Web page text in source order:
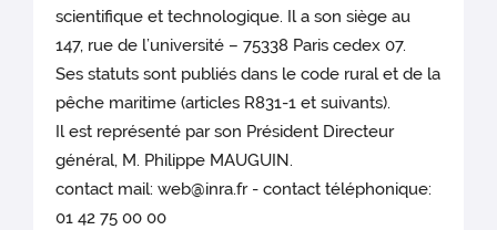
scientifique et technologique. Il a son siège au
147, rue de l’université – 75338 Paris cedex 07.
Ses statuts sont publiés dans le code rural et de la
pêche maritime (articles R831-1 et suivants).
Il est représenté par son Président Directeur
général, M. Philippe MAUGUIN.
contact mail: web@inra.fr - contact téléphonique:
01 42 75 00 00